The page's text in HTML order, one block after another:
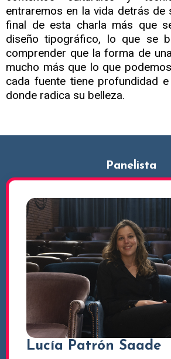
entraremos en la vida detrás de
final de esta charla más que
diseño tipográfico, lo que se
comprender que la forma de
mucho más que lo que
cada fuente tiene profundidad
donde radica su belleza.
Panelista
Lucía Patrón Saade